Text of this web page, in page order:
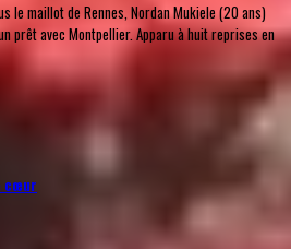
le maillot de Rennes, Nordan Mukiele (20 ans)
prêt avec Montpellier. Apparu à huit reprises en
cœur